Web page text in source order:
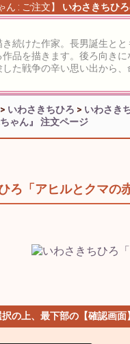
ん : ご注文】 いわさきちひろ
続けた作家。長男誕生と
品を描きます。後ろ向き
た戦争の辛い思い出から
> いわさきちひろ > いわさき
ゃん』 注文ページ
ろ「アヒルとクマの
の上、最下部の【確認画